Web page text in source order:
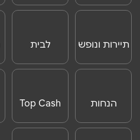
לנוסעים
תיירות ונופש
לבית
ONLINE
הנחות
לאטרקציות
Top Cash